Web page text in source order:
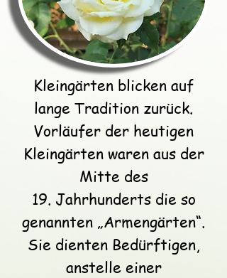
Kleingärten blicken auf
lange Tradition zurück.
Vorläufer der heutigen
Kleingärten waren aus der
Mitte des
19. Jahrhunderts die so
genannten „Armengärten“.
Sie dienten Bedürftigen,
anstelle einer